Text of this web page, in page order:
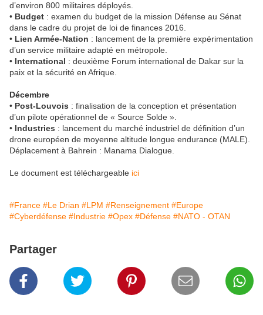
d’environ 800 militaires déployés.
• Budget : examen du budget de la mission Défense au Sénat
dans le cadre du projet de loi de finances 2016.
• Lien Armée-Nation : lancement de la première expérimentation
d’un service militaire adapté en métropole.
• International : deuxième Forum international de Dakar sur la
paix et la sécurité en Afrique.
Décembre
• Post-Louvois : finalisation de la conception et présentation
d’un pilote opérationnel de « Source Solde ».
• Industries : lancement du marché industriel de définition d’un
drone européen de moyenne altitude longue endurance (MALE).
Déplacement à Bahrein : Manama Dialogue.
Le document est téléchargeable ici
#France #Le Drian #LPM #Renseignement #Europe
#Cyberdéfense #Industrie #Opex #Défense #NATO - OTAN
Partager